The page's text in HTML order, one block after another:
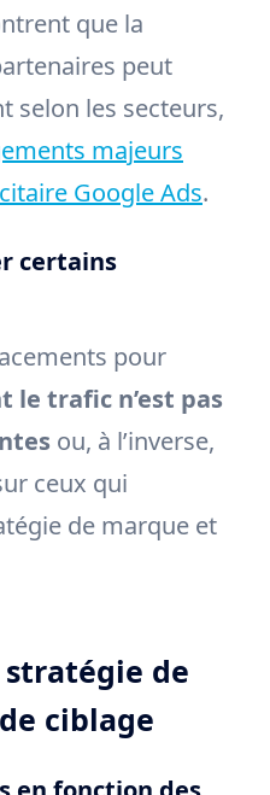
que la
peut
selon les secteurs,
majeurs
Google Ads.
certains
pour
le trafic n’est pas
ou, à l’inverse,
ceux qui
de marque et
de
ciblage